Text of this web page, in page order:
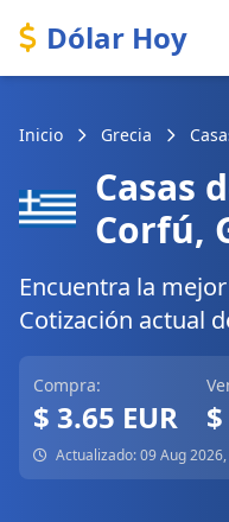
Dólar Hoy
Inicio Grecia
Casas
Corfú,
Encuentra la
Cotización actual
Compra:
$ 3.65 EUR
Actualizado: 09 Aug